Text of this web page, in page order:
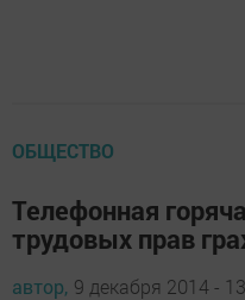
ОБЩЕСТВО
Телефонная
трудовых прав
автор, 9 декабря 2014 -